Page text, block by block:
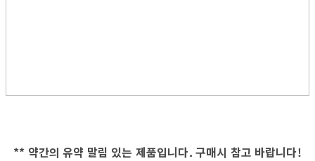
** 약간의 유약 말림 있는 제품입니다. 구매시 참고 바랍니다!